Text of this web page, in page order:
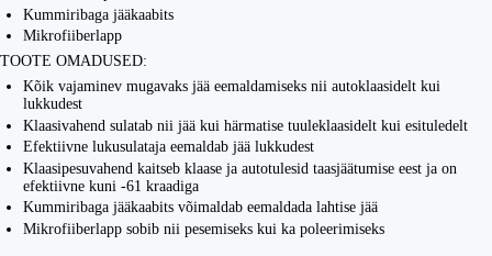
Kummiribaga jääkaabits
Mikrofiiberlapp
TOOTE OMADUSED:
Kõik vajaminev mugavaks jää eemaldamiseks nii autoklaasidelt kui
lukkudest
Klaasivahend sulatab nii jää kui härmatise tuuleklaasidelt kui esituledelt
Efektiivne lukusulataja eemaldab jää lukkudest
Klaasipesuvahend kaitseb klaase ja autotulesid taasjäätumise eest ja on
efektiivne kuni -61 kraadiga
Kummiribaga jääkaabits võimaldab eemaldada lahtise jää
Mikrofiiberlapp sobib nii pesemiseks kui ka poleerimiseks